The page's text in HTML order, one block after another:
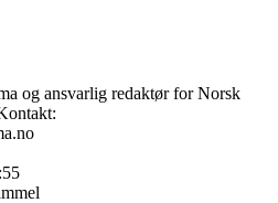
og ansvarlig redaktør for Norsk